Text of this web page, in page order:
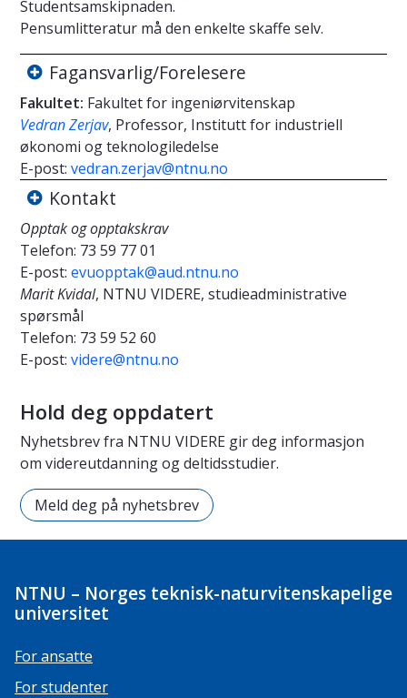
Studentsamskipnaden.
Pensumlitteratur må den enkelte skaffe selv.
Fagansvarlig/Forelesere
Fakultet: Fakultet for ingeniørvitenskap
Vedran Zerjav, Professor, Institutt for industriell
økonomi og teknologiledelse
E-post: vedran.zerjav@ntnu.no
Kontakt
Opptak og opptakskrav
Telefon: 73 59 77 01
E-post: evuopptak@aud.ntnu.no
Marit Kvidal, NTNU VIDERE, studieadministrative
spørsmål
Telefon: 73 59 52 60
E-post: videre@ntnu.no
Hold deg oppdatert
Nyhetsbrev fra NTNU VIDERE gir deg informasjon
om videreutdanning og deltidsstudier.
Meld deg på nyhetsbrev
NTNU – Norges teknisk-naturvitenskapelige
universitet
For ansatte
For studenter